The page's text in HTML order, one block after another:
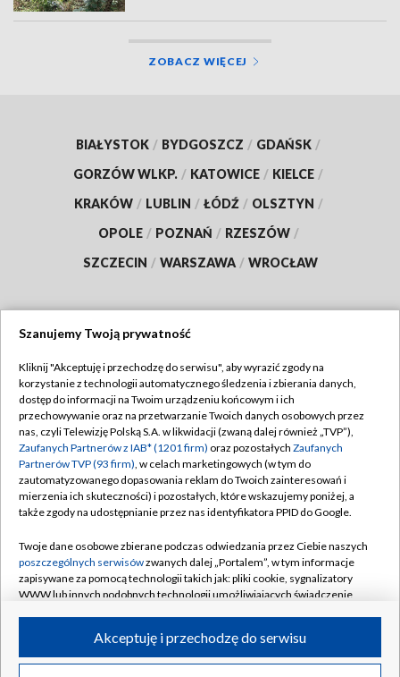
ZOBACZ WIĘCEJ
BIAŁYSTOK / BYDGOSZCZ / GDAŃSK /
GORZÓW WLKP. / KATOWICE / KIELCE /
KRAKÓW / LUBLIN / ŁÓDŹ / OLSZTYN /
OPOLE / POZNAŃ / RZESZÓW /
SZCZECIN / WARSZAWA / WROCŁAW
TVP
Abonament TVP
Emisja w TVP
Centrum informacji TVP
Naziemna Telewizja Cyfrowa
Rada Programowa
System NOS
Informacje o nadawcy
Program dla prasy
Regulamin TVP
Polityka prywatności
Moje zgody
Pomoc
Kontakt
Kanały
©2026 Telewizja Polska S.A. w likwidacji
Szanujemy Twoją prywatność
Kliknij "Akceptuję i przechodzę do serwisu", aby wyrazić zgody na
korzystanie z technologii automatycznego śledzenia i zbierania danych,
dostęp do informacji na Twoim urządzeniu końcowym i ich
przechowywanie oraz na przetwarzanie Twoich danych osobowych przez
nas, czyli Telewizję Polską S.A. w likwidacji (zwaną dalej również „TVP”),
Zaufanych Partnerów z IAB* (1201 firm) oraz pozostałych Zaufanych
Partnerów TVP (93 firm), w celach marketingowych (w tym do
zautomatyzowanego dopasowania reklam do Twoich zainteresowań i
mierzenia ich skuteczności) i pozostałych, które wskazujemy poniżej, a
także zgody na udostępnianie przez nas identyfikatora PPID do Google.
Twoje dane osobowe zbierane podczas odwiedzania przez Ciebie naszych
poszczególnych serwisówzwanych dalej „Portalem”, w tym informacje
zapisywane za pomocą technologii takich jak: pliki cookie, sygnalizatory
WWW lub innych podobnych technologii umożliwiających świadczenie
ruchu w Internecie.Akceptuję i przechodzę do serwisu